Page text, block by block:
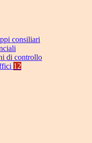
consiliari
di controllo
12